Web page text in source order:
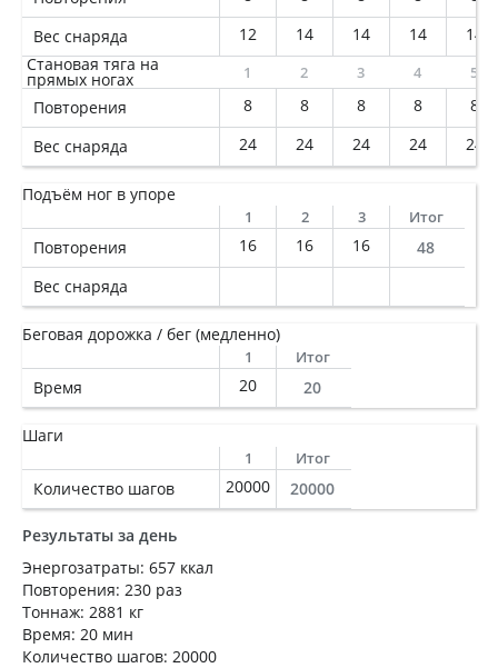
Вес снаряда
12 14 14 14
14
Становая тяга на
прямых ногах 1 2 3 4 5
Повторения 8 8 8 8
8
Вес снаряда
24 24 24 24 24
Подъём ног в упоре
1 2 3 Итог
Повторения 16 16 16
48
Вес снаряда
Беговая дорожка / бег (медленно)
1 Итог
Время 20 20
Шаги
1 Итог
Количество шагов 20000 20000
Результаты за день
Энергозатраты: 657 ккал
Повторения: 230 раз
Тоннаж: 2881 кг
Время: 20 мин
Количество шагов: 20000